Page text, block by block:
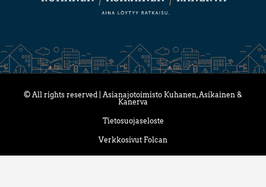
© All rights reserved | Asianajotoimisto Kuhanen, Asikainen &
Kanerva
Tietosuojaseloste
Verkkosivut Folcan